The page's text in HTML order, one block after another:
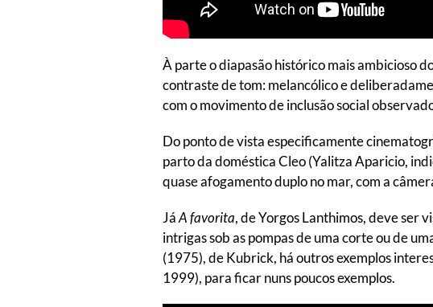
À parte o diapasão histórico mais ambicioso
contraste de tom: melancólico e
com o movimento de inclusão social
Do ponto de vista especificamente
parto da doméstica Cleo (Yalitza Aparicio,
quase afogamento duplo no mar, com a
JáA favorita, de Yorgos Lanthimos, deve ser
intrigas sob as pompas de uma corte ou de
(1975), de Kubrick, há outros exemplos
1999), para ficar nuns poucos exemplos.